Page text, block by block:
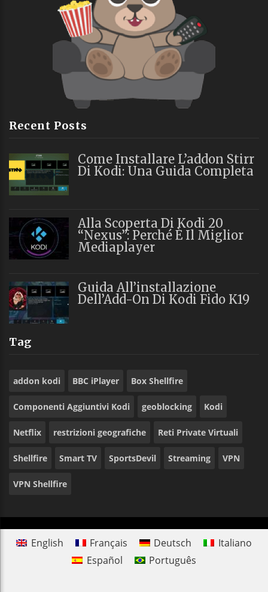
Recent Posts
Come Installare L’addon Stirr
Di Kodi: Una Guida Completa
Alla Scoperta Di Kodi 20
“Nexus”: Perché È Il Miglior
Mediaplayer
Guida All’installazione
Dell’Add-On Di Kodi Fido K19
Tag
addon kodi BBC iPlayer Box Shellfire
Componenti Aggiuntivi Kodi geoblocking Kodi
Netflix restrizioni geografiche Reti Private Virtuali
Shellfire Smart TV SportsDevil Streaming VPN
VPN Shellfire
English Français Deutsch
Italiano
Español
Português